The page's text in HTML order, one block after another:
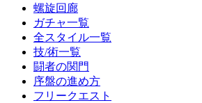
螺旋回廊
ガチャ一覧
全スタイル一覧
技/術一覧
闘者の関門
序盤の進め方
フリークエスト